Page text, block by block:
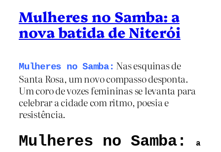
Mulheres no Samba: a
nova batida de Niterói
Mulheres no Samba: Nas esquinas de
Santa Rosa, um novo compasso desponta.
Um coro de vozes femininas se levanta para
celebrar a cidade com ritmo, poesia e
resistência.
Mulheres no Samba:a